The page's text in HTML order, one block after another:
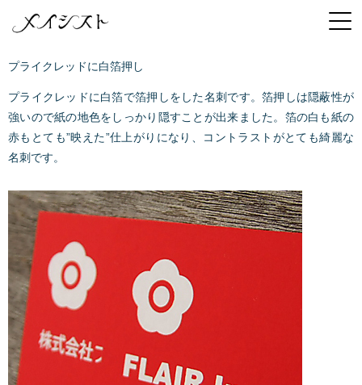
プライクレッドに白箔押し
プライクレッドに白箔で箔押しをした名刺です。箔押しは隠蔽性が
強いので紙の地色をしっかり隠すことが出来ました。箔の白も紙の
赤もとても”映えた”仕上がりになり、コントラストがとても綺麗な
名刺です。